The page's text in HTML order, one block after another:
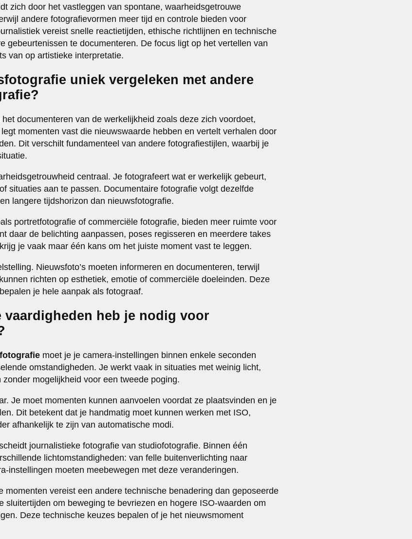
zich door het vastleggen van spontane, waarheidsgetrouwe
andere fotografievormen meer tijd en controle bieden voor
vereist snelle reactietijden, ethische richtlijnen en technische
gebeurtenissen te documenteren. De focus ligt op het vertellen van
van op artistieke interpretatie.
uniek vergeleken met andere
documenteren van de werkelijkheid zoals deze zich voordoet,
momenten vast die nieuwswaarde hebben en vertelt verhalen door
Dit verschilt fundamenteel van andere fotografiestijlen, waarbij je
centraal. Je fotografeert wat er werkelijk gebeurt,
situaties aan te passen. Documentaire fotografie volgt dezelfde
langere tijdshorizon dan nieuwsfotografie.
portretfotografie of commerciële fotografie, bieden meer ruimte voor
daar de belichting aanpassen, poses regisseren en meerdere takes
je vaak maar één kans om het juiste moment vast te leggen.
Nieuwsfoto’s moeten informeren en documenteren, terwijl
richten op esthetiek, emotie of commerciële doeleinden. Deze
je hele aanpak als fotograaf.
vaardigheden heb je nodig voor
moet je je camera-instellingen binnen enkele seconden
omstandigheden. Je werkt vaak in situaties met weinig licht,
mogelijkheid voor een tweede poging.
Je moet momenten kunnen aanvoelen voordat ze plaatsvinden en je
Dit betekent dat je handmatig moet kunnen werken met ISO,
afhankelijk te zijn van automatische modi.
journalistieke fotografie van studiofotografie. Binnen één
lichtomstandigheden: van felle buitenverlichting naar
instellingen moeten meebewegen met deze veranderingen.
momenten vereist een andere technische benadering dan geposeerde
sluitertijden om beweging te bevriezen en hogere ISO-waarden om
Deze technische keuzes bepalen of je het nieuwsmoment